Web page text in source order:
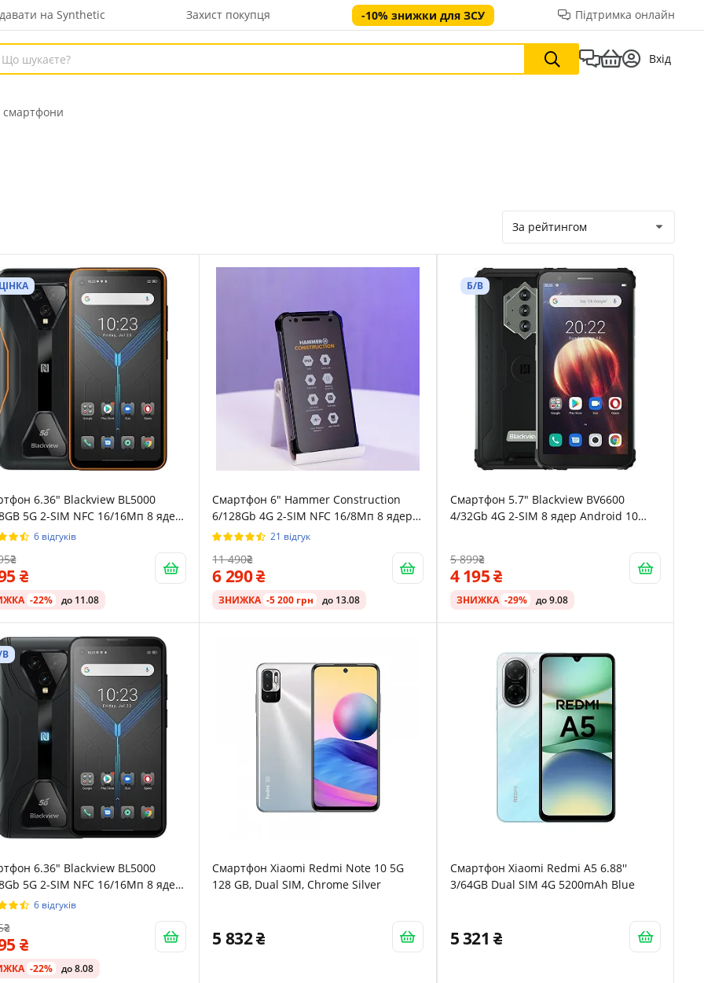
на Synthetic Захист покупця -10% знижки для ЗСУ Підтримка онлайн
Вхід
смартфони
За рейтингом
6.36" Blackview BL5000
5G 2-SIM NFC 16/16Мп 8 ядер
11 Orange
6 відгуків
-22% до 11.08
Смартфон 6" Hammer Construction
6/128Gb 4G 2-SIM NFC 16/8Мп 8 ядер
Android 12 Сріблястий
21 відгук
11 490
6 290
ЗНИЖКА -5 200 грн до 13.08
Б/В
Смартфон 5.7" Blackview BV6600
4/32Gb 4G 2-SIM 8 ядер Android 10
5 899
4 195
ЗНИЖКА -29% до 9.08
В
6.36" Blackview BL5000
5G 2-SIM NFC 16/16Мп 8 ядер
11 Black
6 відгуків
-22% до 8.08
Смартфон Xiaomi Redmi Note 10 5G
128 GB, Dual SIM, Chrome Silver
5 832
Смартфон Xiaomi Redmi A5 6.88''
3/64GB Dual SIM 4G 5200mAh Blue
5 321